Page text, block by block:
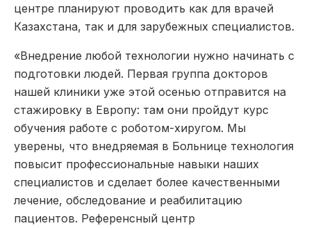
центре планируют проводить как для врачей
Казахстана, так и для зарубежных специалистов.
«Внедрение любой технологии нужно начинать с
подготовки людей. Первая группа докторов
нашей клиники уже этой осенью отправится на
стажировку в Европу: там они пройдут курс
обучения работе с роботом-хиругом. Мы
уверены, что внедряемая в Больнице технология
повысит профессиональные навыки наших
специалистов и сделает более качественными
лечение, обследование и реабилитацию
пациентов. Референсный центр